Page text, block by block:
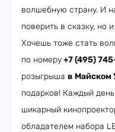
волшебную страну. И
поверить в сказку, но
Хочешь тоже стать
по номеру+7 (495)
розыгрыша в Майском
подарков! Каждый
шикарный
обладателем набора